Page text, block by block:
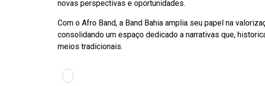
novas perspectivas e oportunidades.
Com o Afro Band, a Band Bahia amplia seu papel na
consolidando um espaço dedicado a narrativas que,
meios tradicionais.